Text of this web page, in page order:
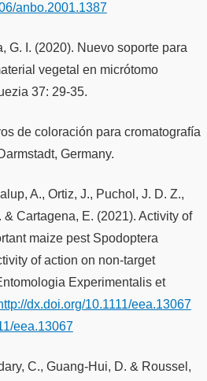
anbo.2001.1387
G. I. (2020). Nuevo soporte para
vegetal en micrótomo
37: 29-35.
de coloración para cromatografía
Germany.
A., Ortiz, J., Puchol, J. D. Z.,
& Cartagena, E. (2021). Activity of
maize pest Spodoptera
of action on non-target
Experimentalis et
dx.doi.org/10.1111/eea.13067
eea.13067
C., Guang-Hui, D. & Roussel,